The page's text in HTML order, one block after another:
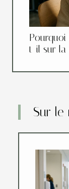
Pourquoi
t-il sur la
Sur le